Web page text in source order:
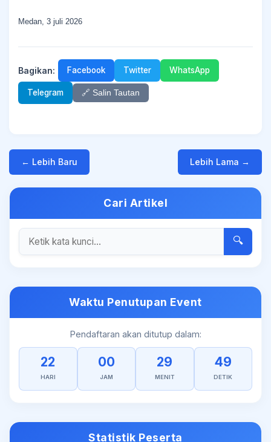
Medan, 3 juli 2026
Bagikan: Facebook Twitter WhatsApp
Telegram 🔗 Salin Tautan
← Lebih Baru Lebih Lama →
Cari Artikel
🔍
Waktu Penutupan Event
Pendaftaran akan ditutup dalam:
22
HARI
00
JAM
29
MENIT
48
DETIK
Statistik Peserta